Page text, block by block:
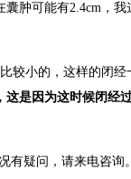
可能有2.4cm，我
较小的，这样的闭经
这是因为这时候闭经
有疑问，请来电咨询。